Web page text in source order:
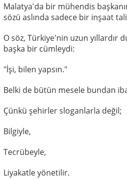
Malatya'da bir mühendis
sözü aslında sadece bir inşaat
O söz, Türkiye'nin uzun yıllardır
başka bir cümleydi:
"İşi, bilen yapsın."
Belki de bütün mesele bundan
Çünkü şehirler sloganlarla değil;
Bilgiyle,
Tecrübeyle,
Liyakatle yönetilir.